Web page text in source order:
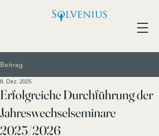
Beitrag
Erfolgreiche Durchführung der
Jahreswechselseminare
2025/2026
8. Dez. 2025